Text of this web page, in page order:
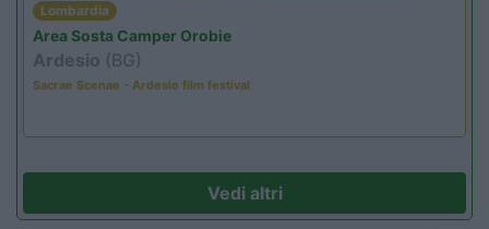
Lombardia
Area Sosta Camper Orobie
Ardesio (BG)
Sacrae Scenae - Ardesio film festival
Vedi altri